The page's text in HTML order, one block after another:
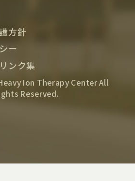
方針
ー
ンク集
Ion Therapy Center All
Reserved.